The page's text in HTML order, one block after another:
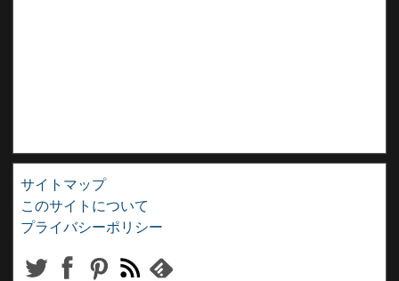
サイトマップ
このサイトについて
プライバシーポリシー